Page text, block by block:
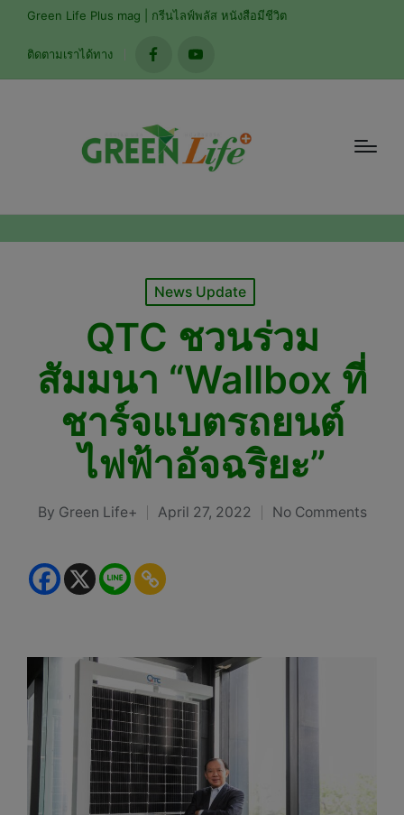
Green Life Plus mag | กรีนไลฟ์พลัส หนังสือมีชีวิต
ติดตามเราได้ทาง
facebookyoutube
Posted
News Update
QTC ชวนร่วม
สัมมนา “Wallbox ที่
ชาร์จแบตรถยนต์
ไฟฟ้าอัจฉริยะ”
Posted
By Green Life+ April 27, 2022 No Comments